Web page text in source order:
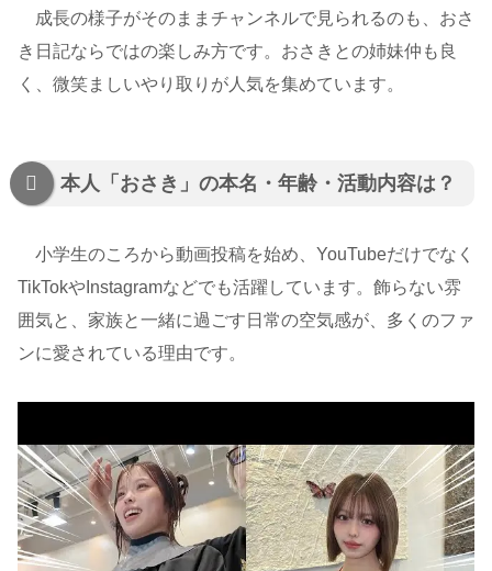
成長の様子がそのままチャンネルで見られるのも、おさ
き日記ならではの楽しみ方です。おさきとの姉妹仲も良
く、微笑ましいやり取りが人気を集めています。
本人「おさき」の本名・年齢・活動内容は？
小学生のころから動画投稿を始め、YouTubeだけでなく
TikTokやInstagramなどでも活躍しています。飾らない雰
囲気と、家族と一緒に過ごす日常の空気感が、多くのファ
ンに愛されている理由です。